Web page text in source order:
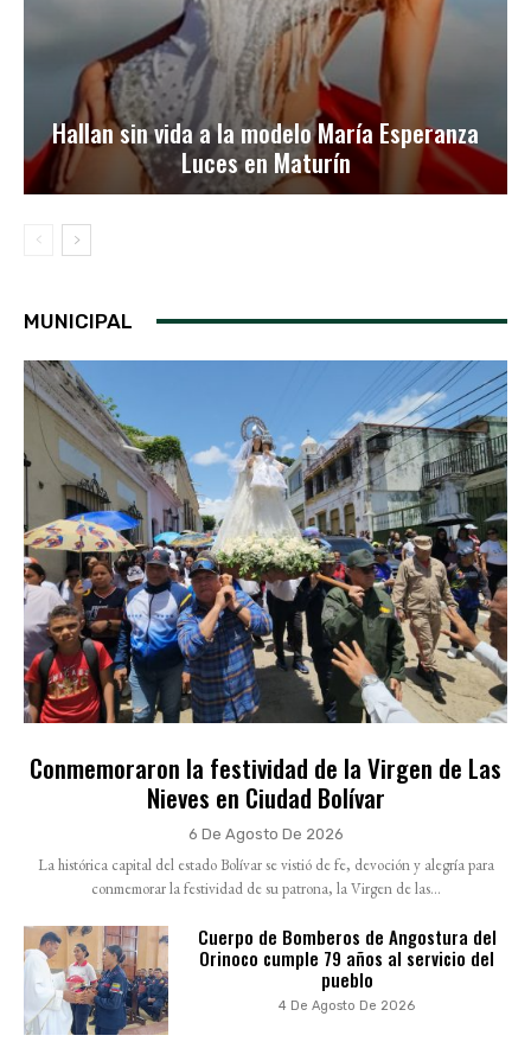
Hallan sin vida a la modelo María Esperanza
Luces en Maturín
MUNICIPAL
Conmemoraron la festividad de la Virgen de Las
Nieves en Ciudad Bolívar
6 De Agosto De 2026
La histórica capital del estado Bolívar se vistió de fe, devoción y alegría para
conmemorar la festividad de su patrona, la Virgen de las...
Cuerpo de Bomberos de Angostura del
Orinoco cumple 79 años al servicio del
pueblo
4 De Agosto De 2026